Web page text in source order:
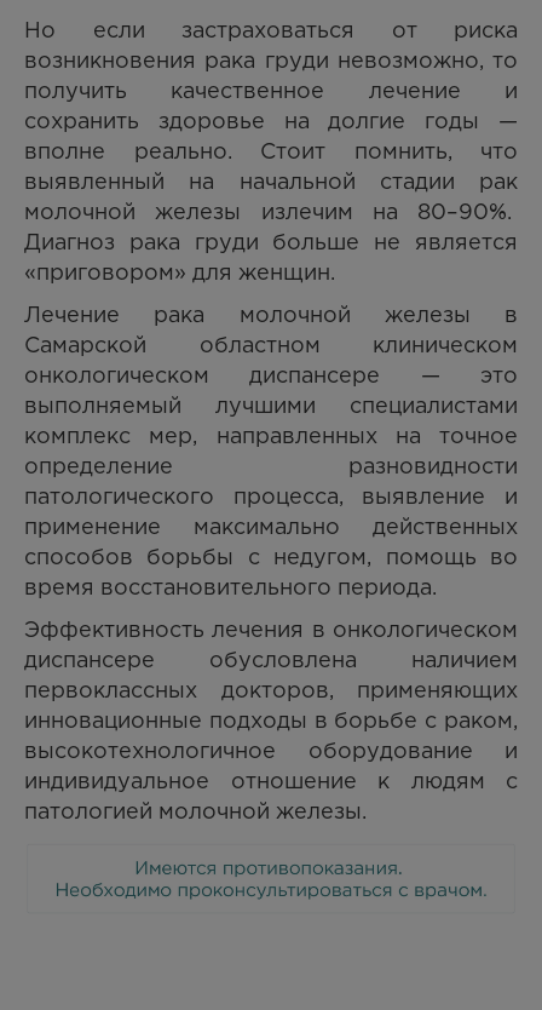
Но если застраховаться от риска
возникновения рака груди невозможно, то
получить качественное лечение и
сохранить здоровье на долгие годы —
вполне реально. Стоит помнить, что
выявленный на начальной стадии рак
молочной железы излечим на 80–90%.
Диагноз рака груди больше не является
«приговором» для женщин.
Лечение рака молочной железы в
Самарской областном клиническом
онкологическом диспансере — это
выполняемый лучшими специалистами
комплекс мер, направленных на точное
определение разновидности
патологического процесса, выявление и
применение максимально действенных
способов борьбы с недугом, помощь во
время восстановительного периода.
Эффективность лечения в онкологическом
диспансере обусловлена наличием
первоклассных докторов, применяющих
инновационные подходы в борьбе с раком,
высокотехнологичное оборудование и
индивидуальное отношение к людям с
патологией молочной железы.